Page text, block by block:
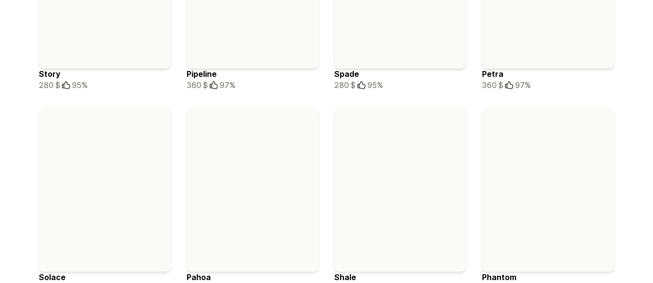
Story
280 $
95%
Pipeline
360 $
97%
Spade
280 $
95%
Petra
360 $
97%
Solace
Pahoa
Shale
Phantom